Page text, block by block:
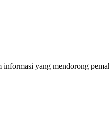
yang mendorong